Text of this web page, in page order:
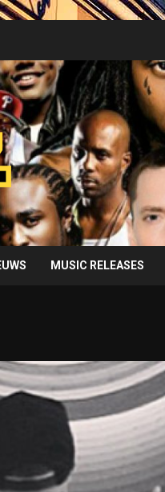
MUSIC RELEASES
Taylor
Kelce